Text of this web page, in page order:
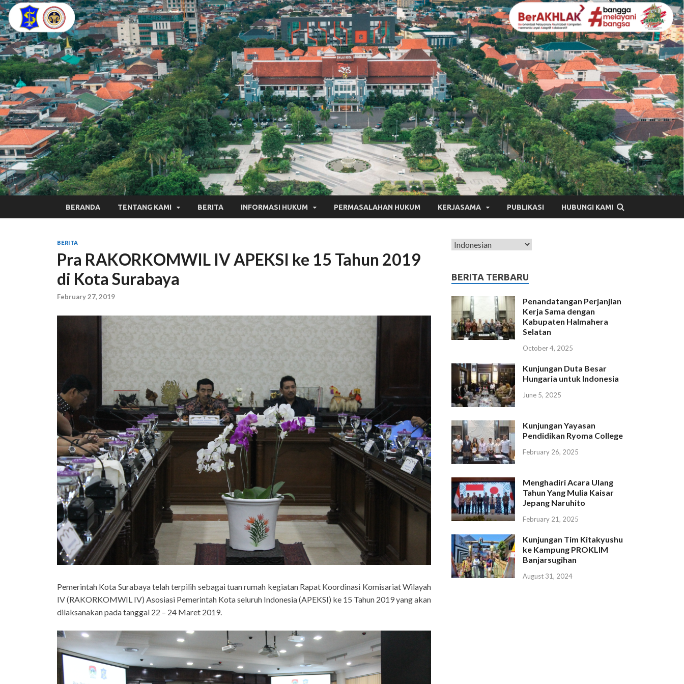
BERANDA TENTANG KAMI BERITA INFORMASI HUKUM PERMASALAHAN HUKUM KERJASAMA PUBLIKASI HUBUNGI KAMI
BERITA
Pra RAKORKOMWIL IV APEKSI ke 15 Tahun 2019
di Kota Surabaya
February 27, 2019
Pemerintah Kota Surabaya telah terpilih sebagai tuan rumah kegiatan Rapat Koordinasi Komisariat Wilayah
IV (RAKORKOMWIL IV) Asosiasi Pemerintah Kota seluruh Indonesia (APEKSI) ke 15 Tahun 2019 yang akan
dilaksanakan pada tanggal 22 – 24 Maret 2019.
BERITA TERBARU
Penandatangan Perjanjian
Kerja Sama dengan
Kabupaten Halmahera
Selatan
October 4, 2025
Kunjungan Duta Besar
Hungaria untuk Indonesia
June 5, 2025
Kunjungan Yayasan
Pendidikan Ryoma College
February 26, 2025
Menghadiri Acara Ulang
Tahun Yang Mulia Kaisar
Jepang Naruhito
February 21, 2025
Kunjungan Tim Kitakyushu
ke Kampung PROKLIM
Banjarsugihan
August 31, 2024